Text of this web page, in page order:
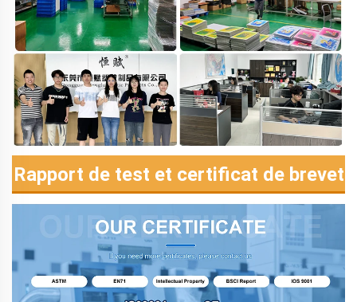
Rapport de test et certificat de brevet